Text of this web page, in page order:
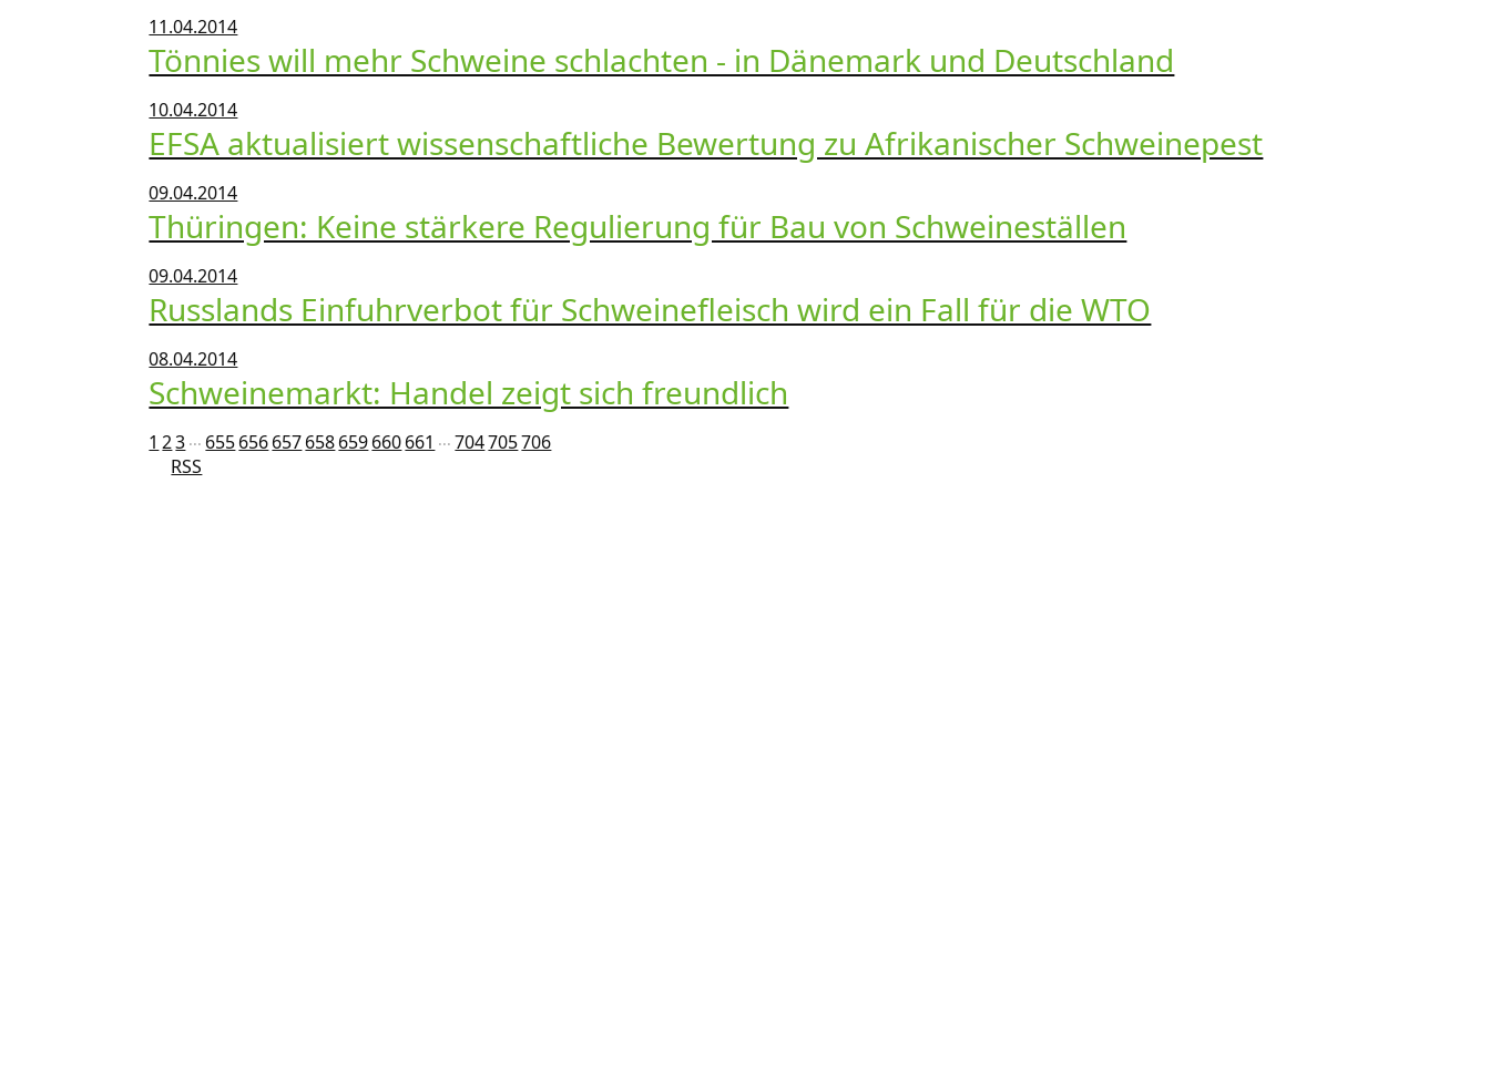
11.04.2014
Tönnies will mehr Schweine schlachten - in Dänemark und Deutschland
10.04.2014
EFSA aktualisiert wissenschaftliche Bewertung zu Afrikanischer Schweinepest
09.04.2014
Thüringen: Keine stärkere Regulierung für Bau von Schweineställen
09.04.2014
Russlands Einfuhrverbot für Schweinefleisch wird ein Fall für die WTO
08.04.2014
Schweinemarkt: Handel zeigt sich freundlich
1 23 ⋅⋅⋅ 655656657658659660661 ⋅⋅⋅ 704705706
RSS